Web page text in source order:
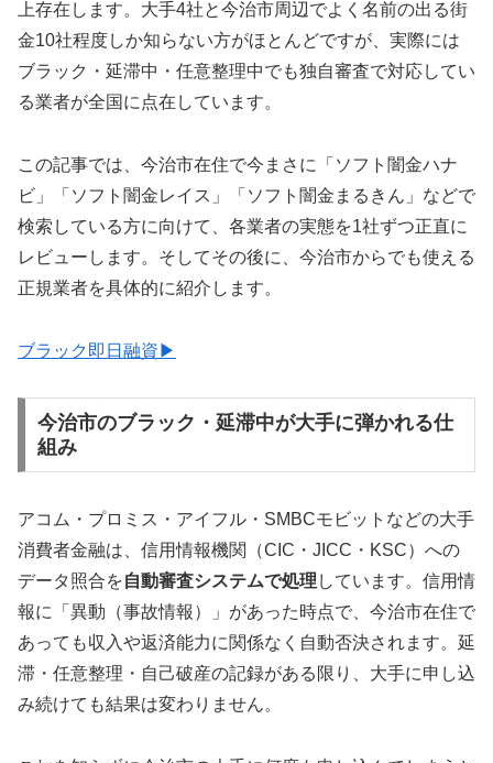
上存在します。大手4社と今治市周辺でよく名前の出る街
金10社程度しか知らない方がほとんどですが、実際には
ブラック・延滞中・任意整理中でも独自審査で対応してい
る業者が全国に点在しています。
この記事では、今治市在住で今まさに「ソフト闇金ハナ
ビ」「ソフト闇金レイス」「ソフト闇金まるきん」などで
検索している方に向けて、各業者の実態を1社ずつ正直に
レビューします。そしてその後に、今治市からでも使える
正規業者を具体的に紹介します。
ブラック即日融資▶
今治市のブラック・延滞中が大手に弾かれる仕
組み
アコム・プロミス・アイフル・SMBCモビットなどの大手
消費者金融は、信用情報機関（CIC・JICC・KSC）への
データ照合を自動審査システムで処理 しています。信用情
報に「異動（事故情報）」があった時点で、今治市在住で
あっても収入や返済能力に関係なく自動否決されます。延
滞・任意整理・自己破産の記録がある限り、大手に申し込
み続けても結果は変わりません。